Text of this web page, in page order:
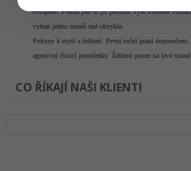
evropské. Pokud jste si po přečtení výše uvedené
vybrat jednu menší než obvykle
Pokyny k mytí a žehlení. První ruční praní
agresivní čisticí prostředky. Žehlení pouze na levé straně.
CO ŘÍKAJÍ NAŠI KLIENTI